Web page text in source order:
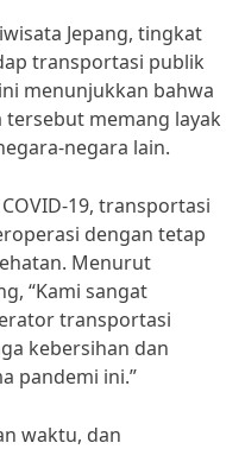
Jepang, tingkat
transportasi publik
menunjukkan bahwa
memang layak
negara lain.
19, transportasi
dengan tetap
Menurut
“Kami sangat
transportasi
kebersihan dan
pandemi ini.”
waktu, dan